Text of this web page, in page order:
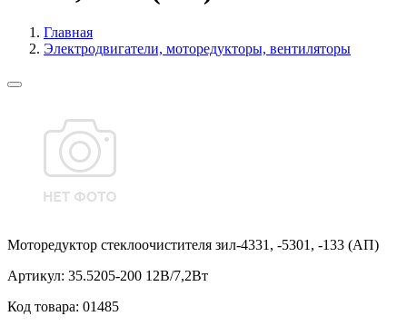
Главная
Электродвигатели, моторедукторы, вентиляторы
Моторедуктор стеклоочистителя зил-4331, -5301, -133 (АП)
Артикул: 35.5205-200 12В/7,2Вт
Код товара: 01485